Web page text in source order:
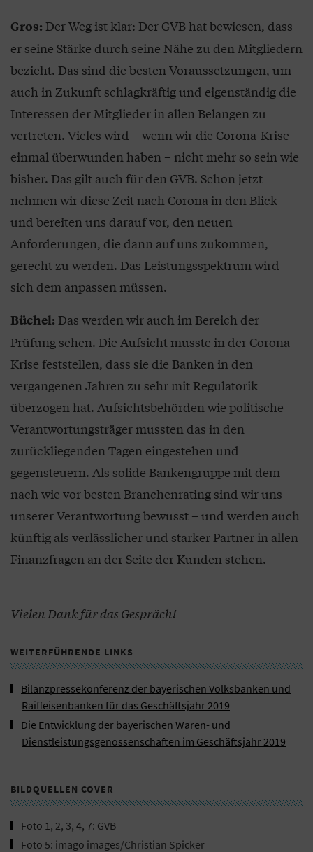
Gros: Der Weg ist klar: Der GVB hat bewiesen, dass
er seine Stärke durch seine Nähe zu den Mitgliedern
bezieht. Das sind die besten Voraussetzungen, um
auch in Zukunft schlagkräftig und eigenständig die
Interessen der Mitglieder in allen Belangen zu
vertreten. Vieles wird – wenn wir die Corona-Krise
einmal überwunden haben – nicht mehr so sein wie
bisher. Das gilt auch für den GVB. Schon jetzt
nehmen wir diese Zeit nach Corona in den Blick
und bereiten uns darauf vor, den neuen
Anforderungen, die dann auf uns zukommen,
gerecht zu werden. Das Leistungsspektrum wird
sich dem anpassen müssen.
Büchel: Das werden wir auch im Bereich der
Prüfung sehen. Die Aufsicht musste in der Corona-
Krise feststellen, dass sie die Banken in den
vergangenen Jahren zu sehr mit Regulatorik
überzogen hat. Aufsichtsbehörden wie politische
Verantwortungsträger mussten das in den
zurückliegenden Tagen eingestehen und
gegensteuern. Als solide Bankengruppe mit dem
nach wie vor besten Branchenrating sind wir uns
unserer Verantwortung bewusst – und werden auch
künftig als verlässlicher und starker Partner in allen
Finanzfragen an der Seite der Kunden stehen.
Vielen Dank für das Gespräch!
WEITERFÜHRENDE LINKS
Bilanzpressekonferenz der bayerischen Volksbanken und
Raiffeisenbanken für das Geschäftsjahr 2019
Die Entwicklung der bayerischen Waren- und
Dienstleistungsgenossenschaften im Geschäftsjahr 2019
BILDQUELLEN COVER
Foto 1, 2, 3, 4, 7: GVB
Foto 5: imago images/Christian Spicker